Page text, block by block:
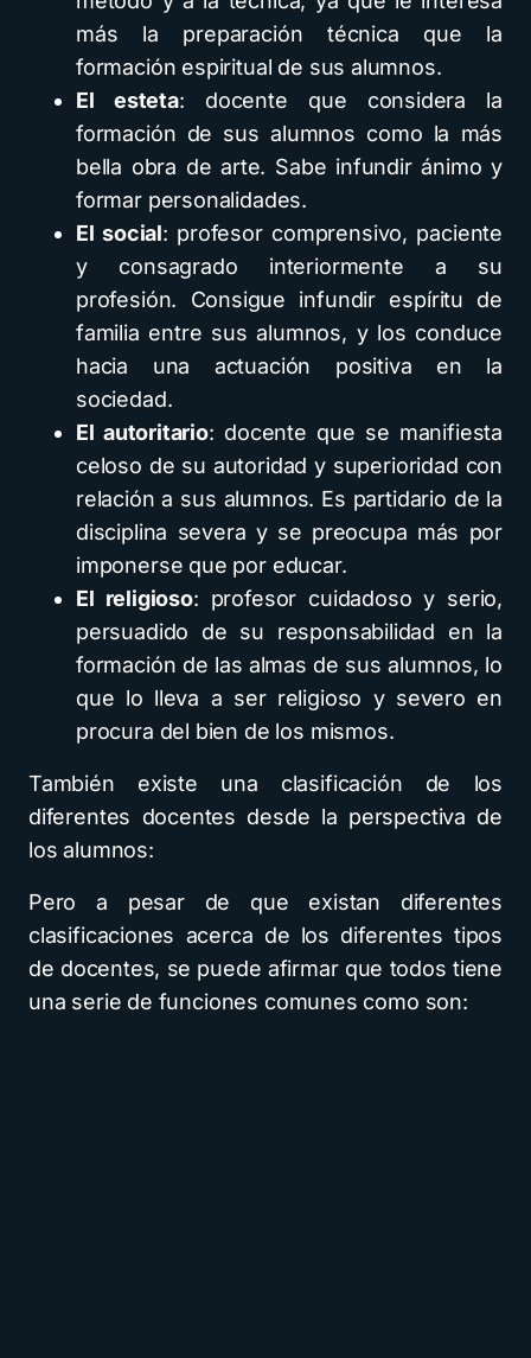
más la preparación técnica que la
formación espiritual de sus alumnos.
El esteta: docente que considera la
formación de sus alumnos como la más
bella obra de arte. Sabe infundir ánimo y
formar personalidades.
El social: profesor comprensivo, paciente
y consagrado interiormente a su
profesión. Consigue infundir espíritu de
familia entre sus alumnos, y los conduce
hacia una actuación positiva en la
sociedad.
El autoritario: docente que se manifiesta
celoso de su autoridad y superioridad con
relación a sus alumnos. Es partidario de la
disciplina severa y se preocupa más por
imponerse que por educar.
El religioso: profesor cuidadoso y serio,
persuadido de su responsabilidad en la
formación de las almas de sus alumnos, lo
que lo lleva a ser religioso y severo en
procura del bien de los mismos.
También existe una clasificación de los
diferentes docentes desde la perspectiva de
los alumnos:
Pero a pesar de que existan diferentes
clasificaciones acerca de los diferentes tipos
de docentes, se puede afirmar que todos tiene
una serie de funciones comunes como son: